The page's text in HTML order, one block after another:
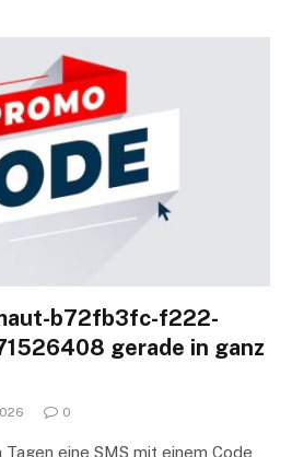
b72fb3fc-f222-
gerade in ganz
0
eine SMS mit einem Code